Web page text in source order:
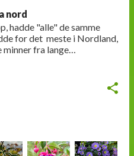
nord
hadde "alle" de samme
for det meste i Nordland,
minner fra lange